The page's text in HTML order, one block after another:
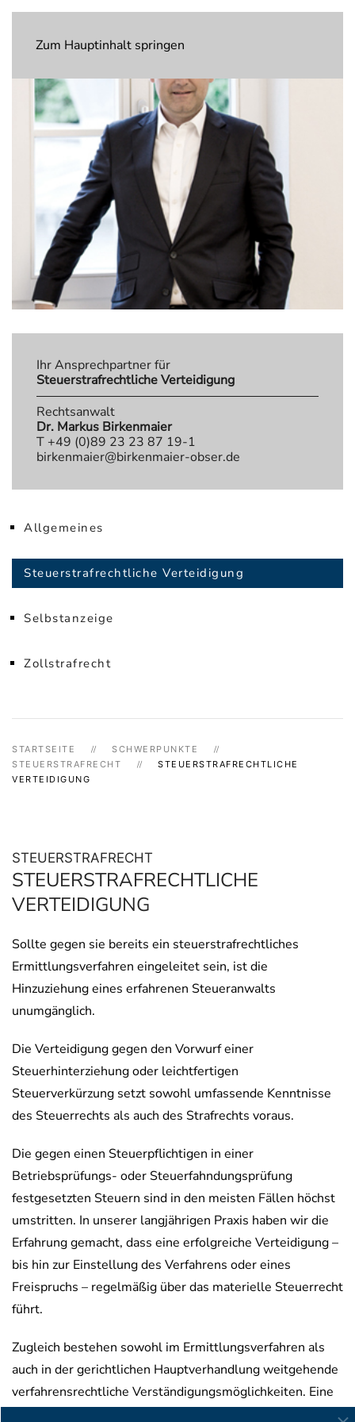
Zum Hauptinhalt springen
Ihr Ansprechpartner für
Steuerstrafrechtliche Verteidigung
Rechtsanwalt
Dr. Markus Birkenmaier
T +49 (0)89 23 23 87 19-1
birkenmaier@birkenmaier-obser.de
Allgemeines
Steuerstrafrechtliche Verteidigung
Selbstanzeige
Zollstrafrecht
STARTSEITE
SCHWERPUNKTE
STEUERSTRAFRECHT
STEUERSTRAFRECHTLICHE
VERTEIDIGUNG
STEUERSTRAFRECHT
STEUERSTRAFRECHTLICHE
VERTEIDIGUNG
Sollte gegen sie bereits ein steuerstrafrechtliches
Ermittlungsverfahren eingeleitet sein, ist die
Hinzuziehung eines erfahrenen Steueranwalts
unumgänglich.
Die Verteidigung gegen den Vorwurf einer
Steuerhinterziehung oder leichtfertigen
Steuerverkürzung setzt sowohl umfassende Kenntnisse
des Steuerrechts als auch des Strafrechts voraus.
Die gegen einen Steuerpflichtigen in einer
Betriebsprüfungs- oder Steuerfahndungsprüfung
festgesetzten Steuern sind in den meisten Fällen höchst
umstritten. In unserer langjährigen Praxis haben wir die
Erfahrung gemacht, dass eine erfolgreiche Verteidigung –
bis hin zur Einstellung des Verfahrens oder eines
Freispruchs – regelmäßig über das materielle Steuerrecht
führt.
Zugleich bestehen sowohl im Ermittlungsverfahren als
auch in der gerichtlichen Hauptverhandlung weitgehende
verfahrensrechtliche Verständigungsmöglichkeiten. Eine